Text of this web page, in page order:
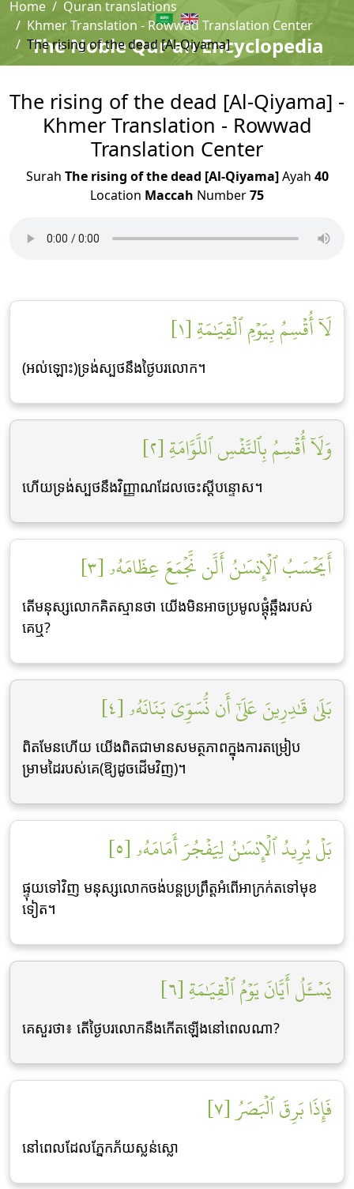
The Noble Qur'an Encyclopedia
Home
Quran translations
Khmer Translation - Rowwad Translation Center
The rising of the dead [Al-Qiyama]
The rising of the dead [Al-Qiyama] -
Khmer Translation - Rowwad
Translation Center
Surah The rising of the dead [Al-Qiyama]Ayah 40
Location Maccah Number75
لَآ أُقۡسِمُ بِيَوۡمِ ٱلۡقِيَٰمَةِ [١]
(អល់ឡោះ)ទ្រង់ស្បថនឹងថ្ងៃបរលោក។
وَلَآ أُقۡسِمُ بِٱلنَّفۡسِ ٱللَّوَّامَةِ [٢]
ហើយទ្រង់ស្បថនឹងវិញ្ញាណដែលចេះស្តីបន្ទោស។
أَيَحۡسَبُ ٱلۡإِنسَٰنُ أَلَّن نَّجۡمَعَ عِظَامَهُۥ [٣]
តើមនុស្សលោកគិតស្មានថា យើងមិនអាចប្រមូលផ្តុំឆ្អឹងរបស់
គេឬ?
بَلَىٰ قَٰدِرِينَ عَلَىٰٓ أَن نُّسَوِّيَ بَنَانَهُۥ [٤]
ពិតមែនហើយ យើងពិតជាមានសមត្ថភាពក្នុងការតម្រៀប
ម្រាមដៃរបស់គេ(ឱ្យដូចដើមវិញ)។
بَلۡ يُرِيدُ ٱلۡإِنسَٰنُ لِيَفۡجُرَ أَمَامَهُۥ [٥]
ផ្ទុយទៅវិញ មនុស្សលោកចង់បន្តប្រព្រឹត្តអំពើអាក្រក់តទៅមុខ
ទៀត។
يَسۡـَٔلُ أَيَّانَ يَوۡمُ ٱلۡقِيَٰمَةِ [٦]
គេសួរថា៖ តើថ្ងៃបរលោកនឹងកើតឡើងនៅពេលណា?
فَإِذَا بَرِقَ ٱلۡبَصَرُ [٧]
នៅពេលដែលភ្នែកភ័យស្លន់ស្លោ